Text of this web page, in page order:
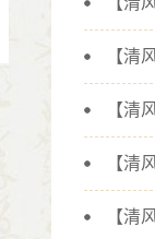
【清
【清
【清
【清